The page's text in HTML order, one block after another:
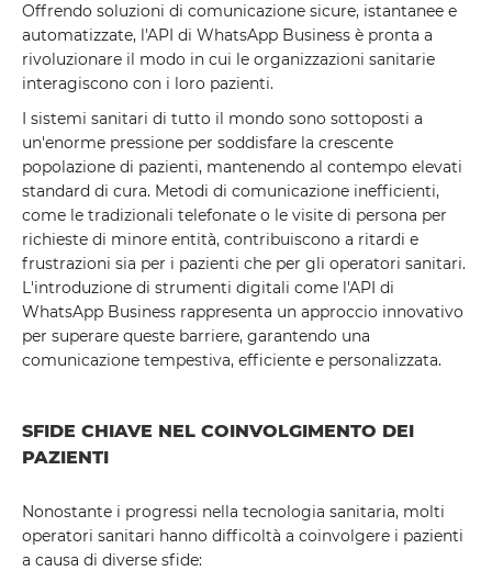
Offrendo soluzioni di comunicazione sicure, istantanee e
automatizzate, l'API di WhatsApp Business è pronta a
rivoluzionare il modo in cui le organizzazioni sanitarie
interagiscono con i loro pazienti.
I sistemi sanitari di tutto il mondo sono sottoposti a
un'enorme pressione per soddisfare la crescente
popolazione di pazienti, mantenendo al contempo elevati
standard di cura. Metodi di comunicazione inefficienti,
come le tradizionali telefonate o le visite di persona per
richieste di minore entità, contribuiscono a ritardi e
frustrazioni sia per i pazienti che per gli operatori sanitari.
L'introduzione di strumenti digitali come l'API di
WhatsApp Business rappresenta un approccio innovativo
per superare queste barriere, garantendo una
comunicazione tempestiva, efficiente e personalizzata.
SFIDE CHIAVE NEL COINVOLGIMENTO DEI
PAZIENTI
Nonostante i progressi nella tecnologia sanitaria, molti
operatori sanitari hanno difficoltà a coinvolgere i pazienti
a causa di diverse sfide: